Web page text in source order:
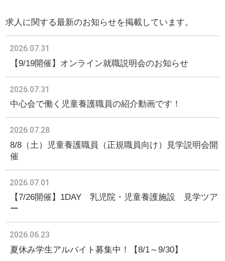
求人に関する最新のお知らせを掲載しています。
2026.07.31
【9/19開催】オンライン就職説明会のお知らせ
2026.07.31
中心会で働く児童養護職員の紹介動画です！
2026.07.28
8/8（土）児童養護職員（正規職員向け）見学説明会開
催
2026.07.01
【7/26開催】1DAY 乳児院・児童養護施設 見学ツア
ー
2026.06.23
夏休み学生アルバイト募集中！【8/1～9/30】